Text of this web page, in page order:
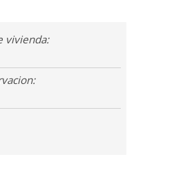
vivienda: